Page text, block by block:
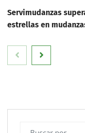
Servimudanzas
estrellas en